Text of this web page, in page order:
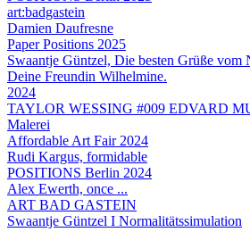
art:badgastein
Damien Daufresne
Paper Positions 2025
Swaantje Güntzel, Die besten Grüße vom
Deine Freundin Wilhelmine.
2024
TAYLOR WESSING #009 EDVARD
Malerei
Affordable Art Fair 2024
Rudi Kargus, formidable
POSITIONS Berlin 2024
Alex Ewerth, once ...
ART BAD GASTEIN
Swaantje Güntzel I Normalitätssimulation